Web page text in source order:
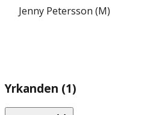
Jenny Petersson (M)
Yrkanden (1)